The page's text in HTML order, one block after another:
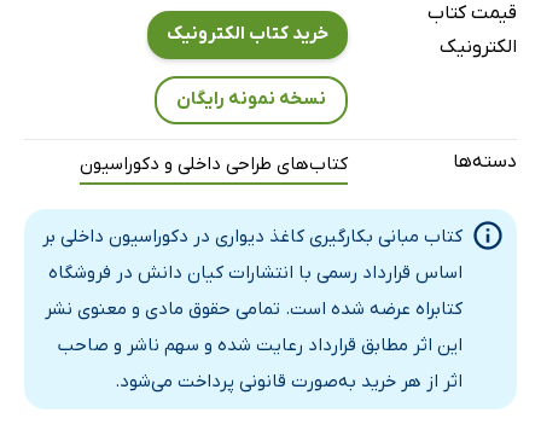
نکات اجرایی کاغذ دیواری
فرایند نصب کاغذ دیواری
پیدا کردن بهترین طرح کاغذ دیواری
کندن کاغذ دیواری از دیوار
فصل دوم: کاغذ دیواری منطبق بر فضای معماری
انتخاب کاغذ دیواری بر هر فضا
بزرگ نشان دادن فضا با کاغذ دیواری
ست کردن کاغذ دیواری
کاغذ دیواری برای فضای خواب
کاغذ دیواری برای اتاق عروس و داماد
قیمت کتاب
الکترونیک
خرید کتاب الکترونیک
نسخه نمونه رایگان
دسته‌ها کتاب‌های طراحی داخلی و دکوراسیون
کتاب مبانی بکارگیری کاغذ دیواری در دکوراسیون داخلی بر
اساس قرارداد رسمی با انتشارات کیان دانش در فروشگاه
کتابراه عرضه شده است. تمامی حقوق مادی و معنوی نشر
این اثر مطابق قرارداد رعایت شده و سهم ناشر و صاحب
اثر از هر خرید به‌صورت قانونی پرداخت می‌شود.